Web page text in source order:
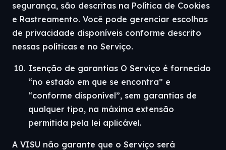
segurança, são descritas na Política de Cookies
e Rastreamento. Você pode gerenciar escolhas
de privacidade disponíveis conforme descrito
nessas políticas e no Serviço.
Isenção de garantias O Serviço é fornecido
“no estado em que se encontra” e
“conforme disponível”, sem garantias de
qualquer tipo, na máxima extensão
permitida pela lei aplicável.
A VISU não garante que o Serviço será